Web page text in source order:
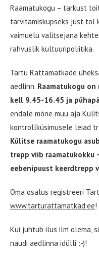
Raamatukogu – tarkust
tarvitamisküpseks just tol
vaimuelu valitsejana
rahvuslik kultuuripoliitika.
Tartu Rattamatkade
aedlinn. Raamatukogu
kell 9.45-16.45 ja
endale mõne muu aja
kontrollküsimusele leiad
Külitse raamatukogu
trepp viib
eebenipuust keerdtrepp
Oma osalus registreeri
www.tarturattamatkad.ee!
Kui juhtub ilus ilm olema,
naudi aedlinna idülli :-)!